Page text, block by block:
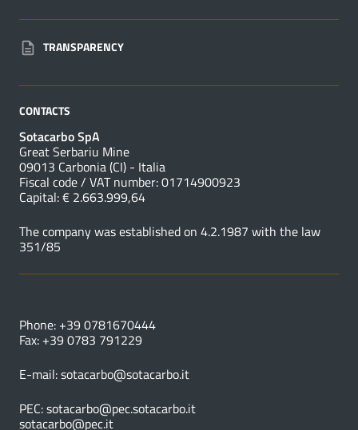
TRANSPARENCY
CONTACTS
Sotacarbo SpA
Great Serbariu Mine
09013 Carbonia (CI) - Italia
Fiscal code / VAT number: 01714900923
Capital: € 2.663.999,64
The company was established on 4.2.1987 with the law
351/85
Phone: +39 0781670444
Fax: +39 0783 791229
E-mail:sotacarbo@sotacarbo.it
PEC:sotacarbo@pec.sotacarbo.it
sotacarbo@pec.it